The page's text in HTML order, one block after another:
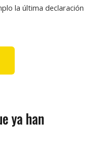
la última declaración
ya han